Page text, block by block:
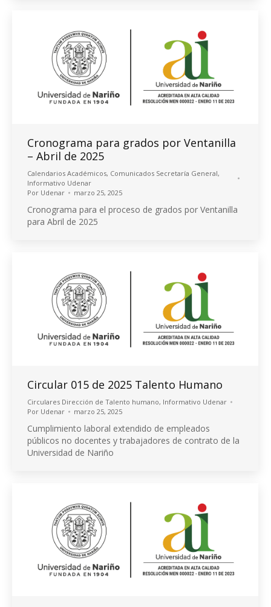
Cronograma para grados por Ventanilla
– Abril de 2025
Calendarios Académicos, Comunicados Secretaría General,
Informativo Udenar
Por Udenar marzo 25, 2025
Cronograma para el proceso de grados por Ventanilla
para Abril de 2025
Circular 015 de 2025 Talento Humano
Circulares Dirección de Talento humano, Informativo Udenar
Por Udenar marzo 25, 2025
Cumplimiento laboral extendido de empleados
públicos no docentes y trabajadores de contrato de la
Universidad de Nariño